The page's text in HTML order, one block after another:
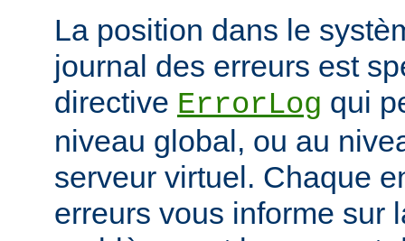
La position dans le
journal des erreurs est
directive ErrorLog qui
niveau global, ou au
serveur virtuel. Chaque
erreurs vous informe sur